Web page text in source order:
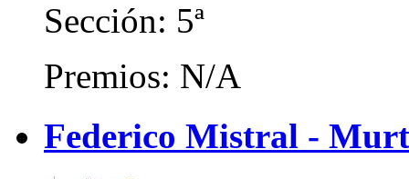
Sección: 5ª
Premios: N/A
Federico Mistral -